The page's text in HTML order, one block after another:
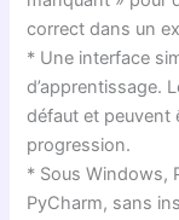
correct dans un
* Une interface
d’apprentissage.
défaut et peuvent
progression.
* Sous Windows,
PyCharm, sans